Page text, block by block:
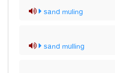
sand muling
sand mulling